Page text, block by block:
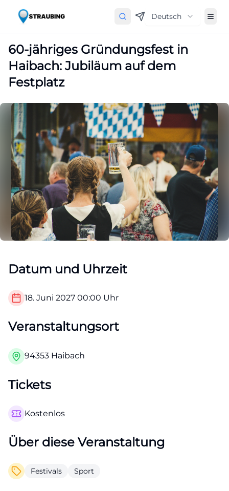
Deutsch
60-jähriges Gründungsfest in
Haibach: Jubiläum auf dem
Festplatz
Datum und Uhrzeit
18. Juni 2027 00:00 Uhr
Veranstaltungsort
94353 Haibach
Tickets
Kostenlos
Über diese Veranstaltung
Festivals Sport